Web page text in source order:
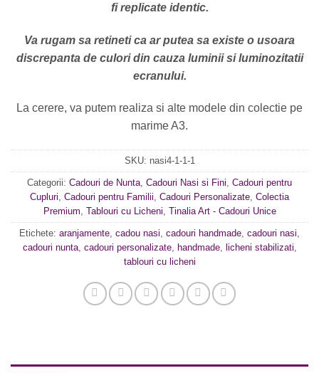
fi replicate identic.
Va rugam sa retineti ca ar putea sa existe o usoara
discrepanta de culori din cauza luminii si luminozitatii
ecranului.
La cerere, va putem realiza si alte modele din colectie pe
marime A3.
SKU: nasi4-1-1-1
Categorii: Cadouri de Nunta, Cadouri Nasi si Fini, Cadouri pentru
Cupluri, Cadouri pentru Familii, Cadouri Personalizate, Colectia
Premium, Tablouri cu Licheni, Tinalia Art - Cadouri Unice
Etichete: aranjamente, cadou nasi, cadouri handmade, cadouri nasi,
cadouri nunta, cadouri personalizate, handmade, licheni stabilizati,
tablouri cu licheni